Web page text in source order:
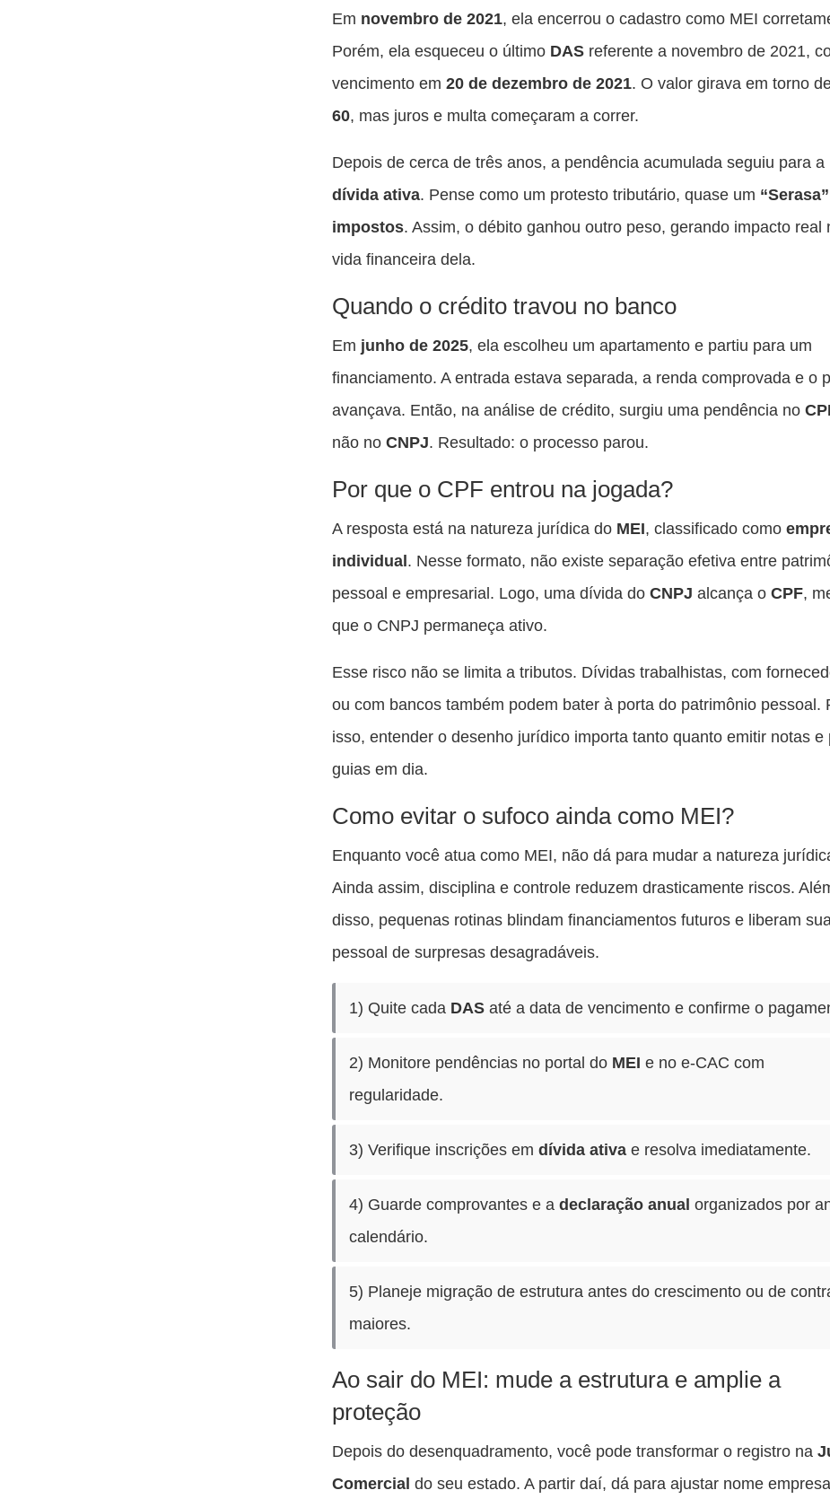
Em novembro de 2021, ela encerrou o cadastro como MEI
Porém, ela esqueceu o último DAS referente a novembro de 2021,
vencimento em20 de dezembro de 2021. O valor girava em torno
60, mas juros e multa começaram a correr.
Depois de cerca de três anos, a pendência acumulada seguiu para a
dívida ativa. Pense como um protesto tributário, quase um
impostos. Assim, o débito ganhou outro peso, gerando impacto real
vida financeira dela.
Quando o crédito travou no banco
Em junho de 2025, ela escolheu um apartamento e partiu para um
financiamento. A entrada estava separada, a renda comprovada e o
avançava. Então, na análise de crédito, surgiu uma pendência no
não noCNPJ. Resultado: o processo parou.
Por que o CPF entrou na jogada?
A resposta está na natureza jurídica do MEI, classificado como
individual. Nesse formato, não existe separação efetiva entre
pessoal e empresarial. Logo, uma dívida doCNPJ alcança oCPF,
que o CNPJ permaneça ativo.
Esse risco não se limita a tributos. Dívidas trabalhistas, com
ou com bancos também podem bater à porta do patrimônio pessoal.
isso, entender o desenho jurídico importa tanto quanto emitir notas e
guias em dia.
Como evitar o sufoco ainda como MEI?
Enquanto você atua como MEI, não dá para mudar a natureza
Ainda assim, disciplina e controle reduzem drasticamente riscos.
disso, pequenas rotinas blindam financiamentos futuros e liberam
pessoal de surpresas desagradáveis.
1) Quite cada DAS até a data de vencimento e confirme o
2) Monitore pendências no portal do MEI e no e-CAC com
regularidade.
3) Verifique inscrições emdívida ativa e resolva imediatamente.
4) Guarde comprovantes e adeclaração anual organizados por
calendário.
5) Planeje migração de estrutura antes do crescimento ou de
maiores.
Ao sair do MEI: mude a estrutura e amplie a
proteção
Depois do desenquadramento, você pode transformar o registro na
Comercial do seu estado. A partir daí, dá para ajustar nome